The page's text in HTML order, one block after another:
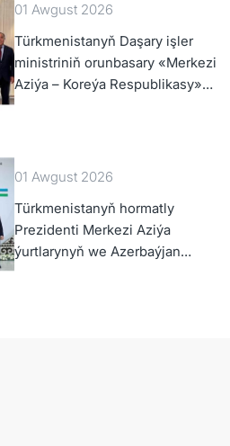
01 Awgust 2026
Türkmenistanyň Daşary işler
ministriniň orunbasary «Merkezi
Aziýa – Koreýa Respublikasy»
hyzmatdaşlyk forumynyň ýokary
01 Awgust 2026
Türkmenistanyň hormatly
Prezidenti Merkezi Aziýa
ýurtlarynyň we Azerbaýjan
Respublikasynyň döwlet